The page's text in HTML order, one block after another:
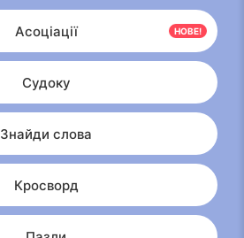
Асоціації НОВЕ!
Судоку
Знайди слова
Кросворд